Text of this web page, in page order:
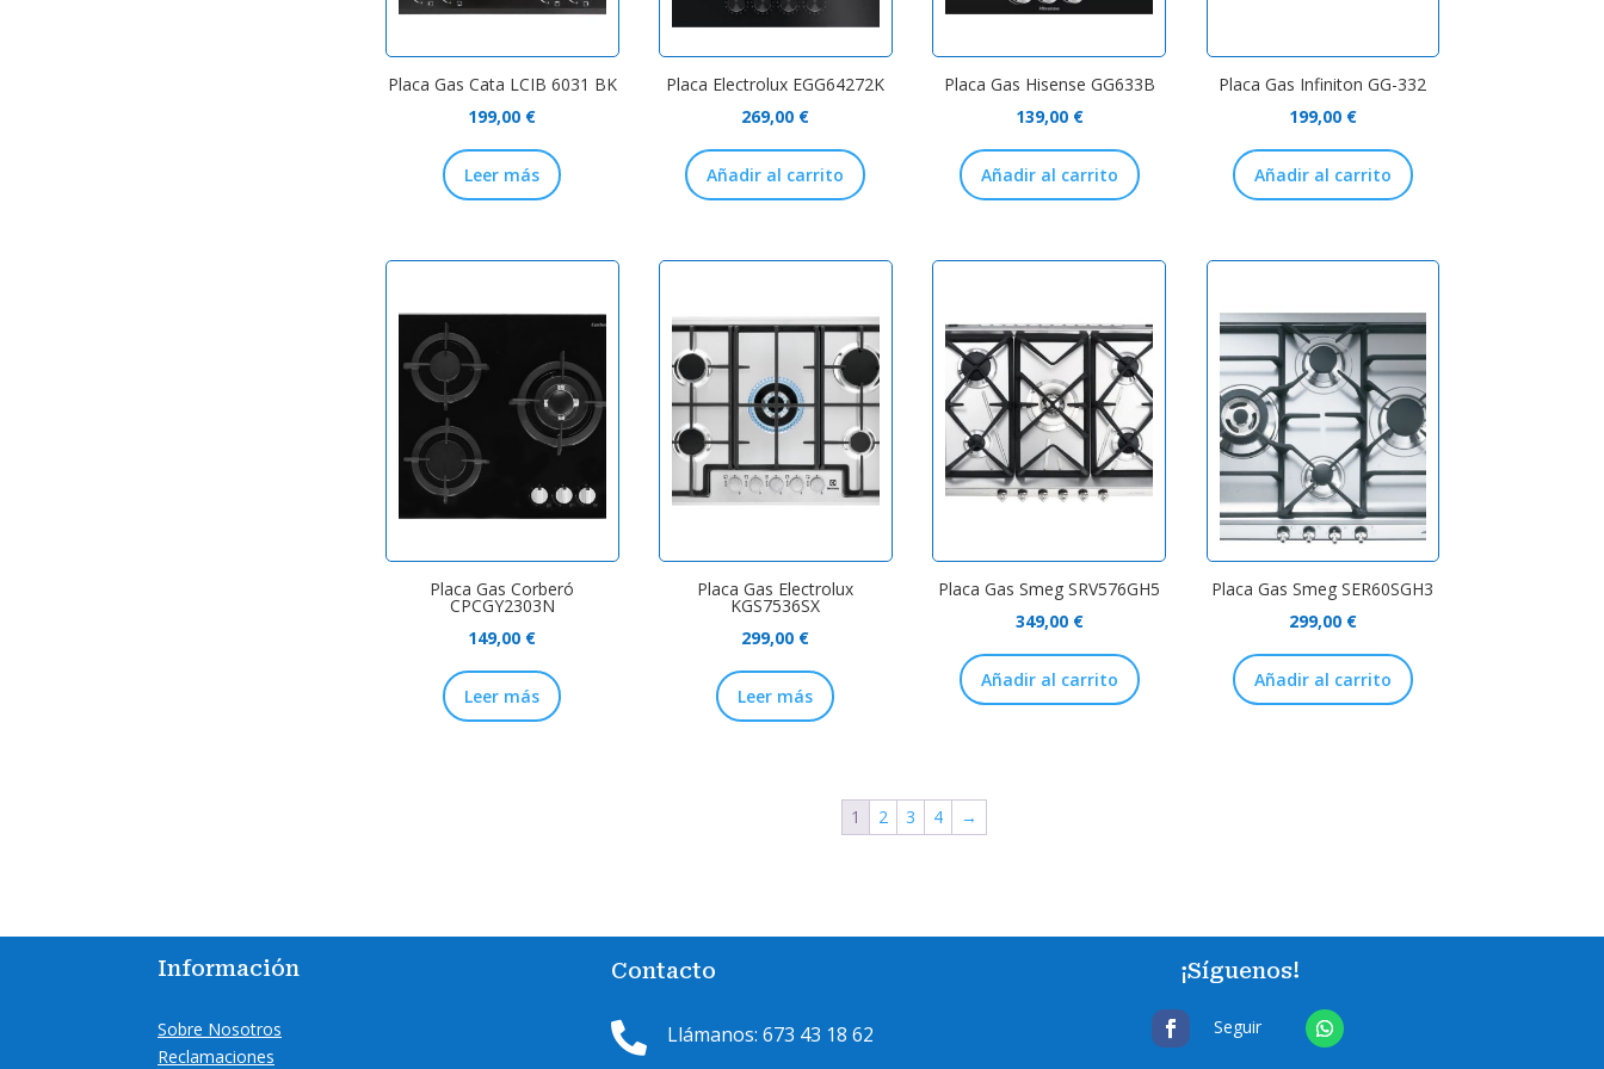
Placa Gas Cata LCIB 6031 BK
199,00 €
Leer más
Placa Electrolux EGG64272K
269,00 €
Añadir al carrito
Placa Gas Hisense GG633B
139,00 €
Añadir al carrito
Placa Gas Infiniton GG-332
199,00 €
Añadir al carrito
Placa Gas Corberó
CPCGY2303N
149,00 €
Leer más
Placa Gas Electrolux
KGS7536SX
299,00 €
Leer más
Placa Gas Smeg SRV576GH5
349,00 €
Añadir al carrito
Placa Gas Smeg SER60SGH3
299,00 €
Añadir al carrito
1 2 3 4 →
Información
Sobre Nosotros
Reclamaciones
Contacto
 Llámanos: 673 43 18 62
¡Síguenos!
Seguir